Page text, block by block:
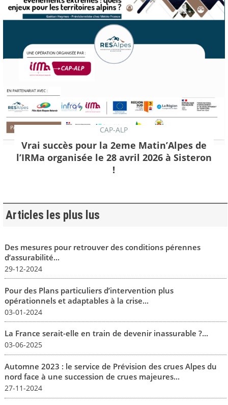
CAP-ALP
Vrai succès pour la 2eme Matin’Alpes de
l’IRMa organisée le 28 avril 2026 à Sisteron
!
Articles les plus lus
Des mesures pour retrouver des conditions pérennes
d’assurabilité...
29-12-2024
Pour des Plans particuliers d’intervention plus
opérationnels et adaptables à la crise...
03-01-2024
La France serait-elle en train de devenir inassurable ?...
03-06-2025
Automne 2023 : le service de Prévision des crues Alpes du
nord face à une succession de crues majeures...
27-11-2024